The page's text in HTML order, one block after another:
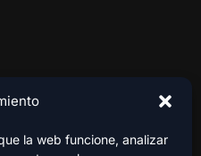
la web funcione, analizar